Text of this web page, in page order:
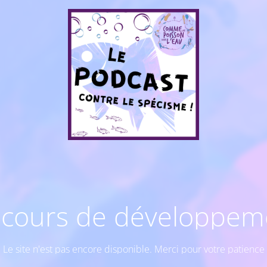
de
Le site n'est pas encore disponible. Merci pour votre patience